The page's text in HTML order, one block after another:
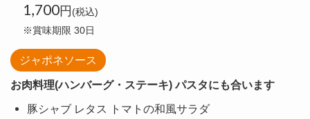
1,700円 (税込)
※賞味期限 30日
ジャポネソース
お肉料理(ハンバーグ・ステーキ) パスタにも合います
豚シャブ レタス トマトの和風サラダ